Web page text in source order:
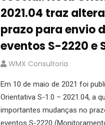
2021.04 traz
prazo para envio
eventos S-2220 e
WMX Consultoria
Em 10 de maio de 2021 foi
Orientativa S-1.0 – 2021.04, a
importantes mudanças no
eventos S-2220